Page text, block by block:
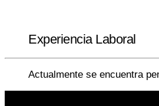
Experiencia Laboral
Actualmente se encuentra